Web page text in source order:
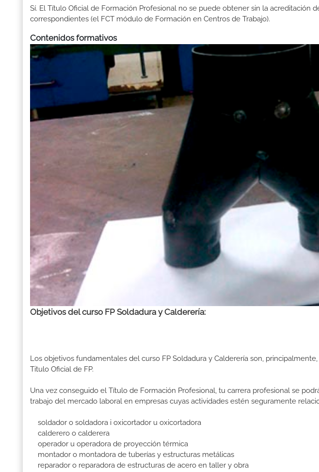
Sí. El Título Oficial de Formación Profesional no se puede obtener sin la acreditación
correspondientes (el FCT módulo de Formación en Centros de Trabajo).
Contenidos formativos
Objetivos del curso FP Soldadura y Calderería:
Los objetivos fundamentales del curso FP Soldadura y Calderería son,
Titulo Oficial de FP.
Una vez conseguido el Título de Formación Profesional, tu carrera profesional se
trabajo del mercado laboral en empresas cuyas actividades estén seguramente
soldador o soldadora i oxicortador u oxicortadora
calderero o calderera
operador u operadora de proyección térmica
montador o montadora de tuberías y estructuras metálicas
reparador o reparadora de estructuras de acero en taller y obra